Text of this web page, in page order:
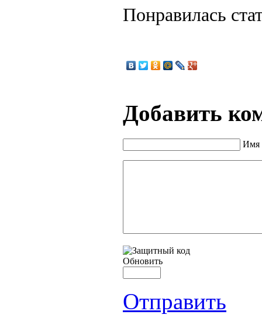
Понравилась
Добавить
Имя
Обновить
Отправить